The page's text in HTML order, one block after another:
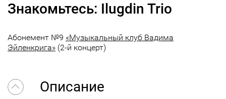
Знакомьтесь: Ilugdin Trio
Абонемент №9 «Музыкальный клуб Вадима
Эйленкрига» (2-й концерт)
Описание